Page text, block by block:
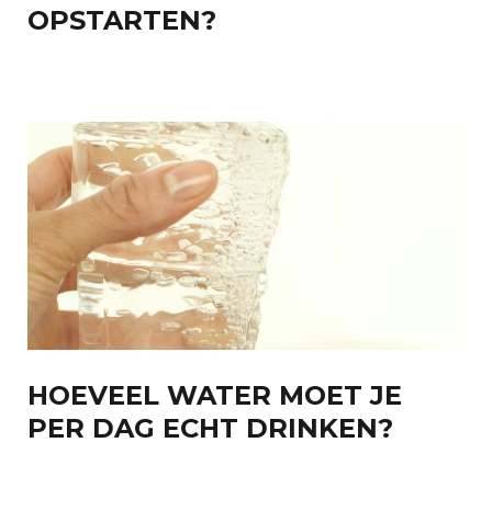
OPSTARTEN?
HOEVEEL WATER MOET JE
PER DAG ECHT DRINKEN?